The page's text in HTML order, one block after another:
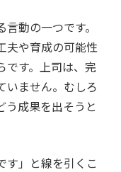
動の一つです。
夫や育成の可能性
です。上司は、完
いません。むしろ
う成果を出そうと
す」と線を引くこ